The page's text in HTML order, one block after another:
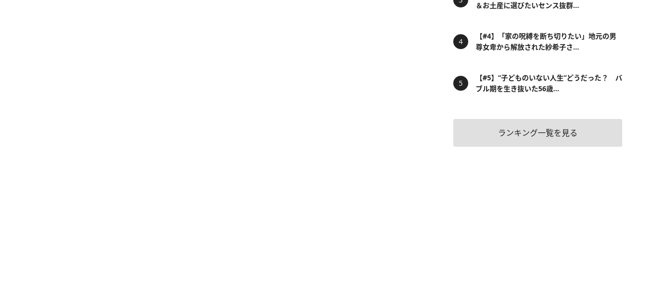
＆お土産に選びたいセンス抜群...
【#4】「家の呪縛を断ち切りたい」地元の男
尊女卑から解放された紗希子さ...
【#5】“子どものいない人生”どうだった？ バ
ブル期を生き抜いた56歳...
ランキング一覧を見る